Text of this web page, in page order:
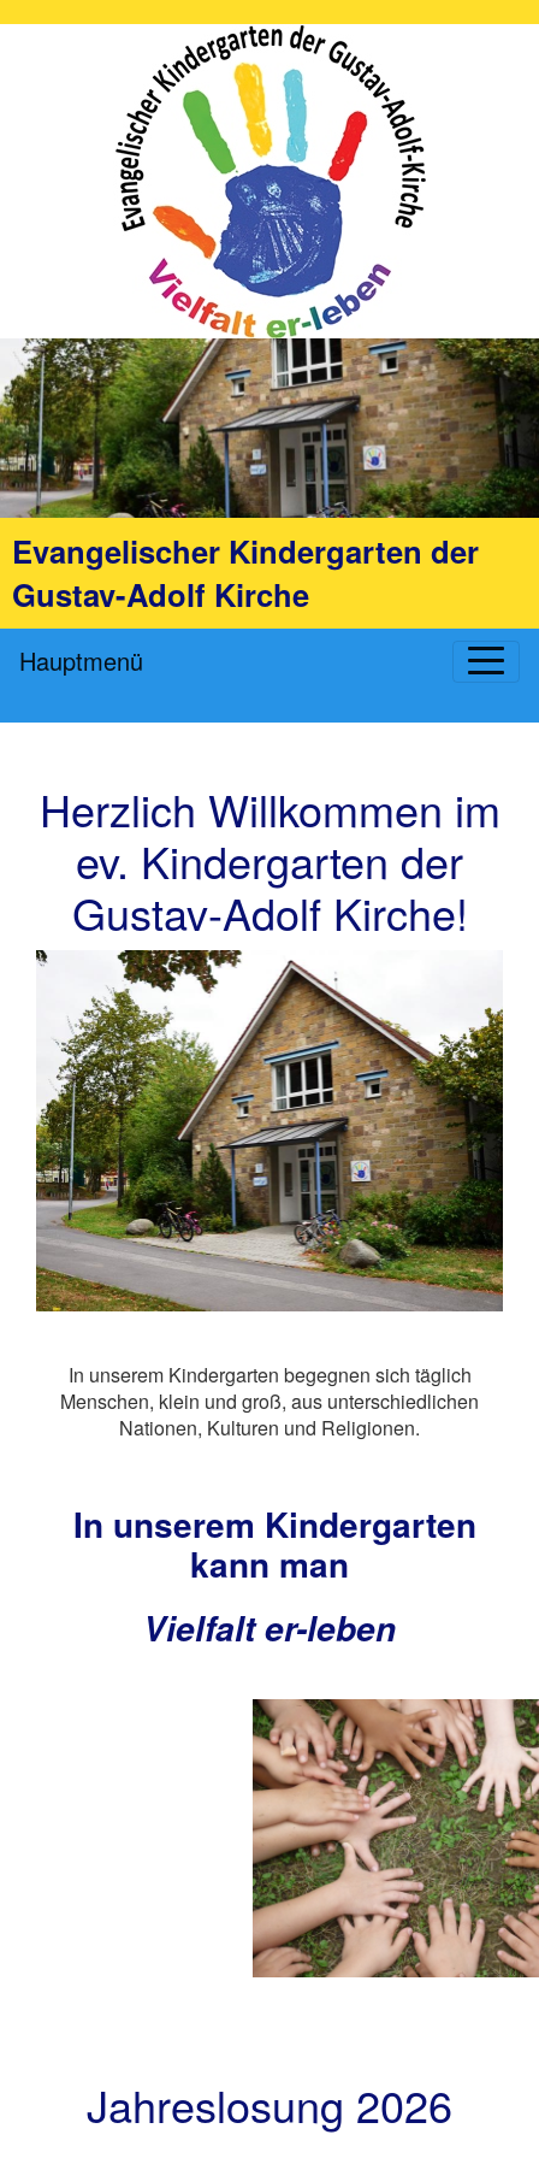
Evangelischer Kindergarten der
Gustav-Adolf Kirche
Hauptmenü
Herzlich Willkommen im
ev. Kindergarten der
Gustav-Adolf Kirche!
In unserem Kindergarten begegnen sich täglich
Menschen, klein und groß, aus unterschiedlichen
Nationen, Kulturen und Religionen.
In unserem Kindergarten
kann man
Vielfalt er-leben
Jahreslosung 2026